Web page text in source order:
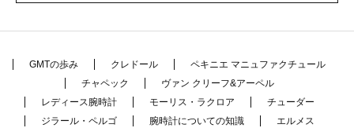
GMTの歩み クレドール
ペキニエ マニュファクチュール
チャペック
ヴァン クリーフ&アーペル
レディース腕時計
モーリス・ラクロア
チューダー
ジラール・ペルゴ
腕時計についての知識
エルメス